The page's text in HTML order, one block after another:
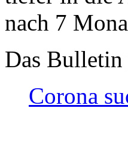
nach 7
Das
Corona